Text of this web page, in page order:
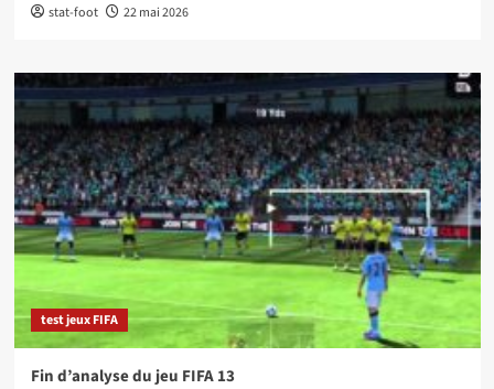
stat-foot 22 mai 2026
test jeux FIFA
Fin d’analyse du jeu FIFA 13